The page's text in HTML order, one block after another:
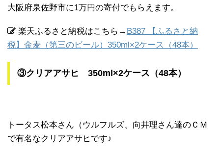
大阪府泉佐野市に1万円の寄付でもらえます。
楽天ふるさと納税はこちら→ B387 【ふるさと納
税】金麦（第三のビール）350ml×2ケース（48本）
③クリアアサヒ 350ml×2ケース（48本）
トータス松本さん（ウルフルズ、向井理さん達のＣＭ
で有名なクリアアサヒです♪